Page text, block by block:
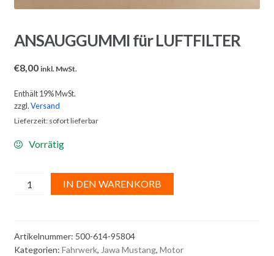
ANSAUGGUMMI für LUFTFILTER
€8,00 inkl. MwSt.
Enthält 19% MwSt.
zzgl.Versand
Lieferzeit: sofort lieferbar
Vorrätig
ANSAUGGUMMIIN DEN WARENKORB
Artikelnummer: 500-614-95804
Kategorien: Fahrwerk, Jawa Mustang, Motor